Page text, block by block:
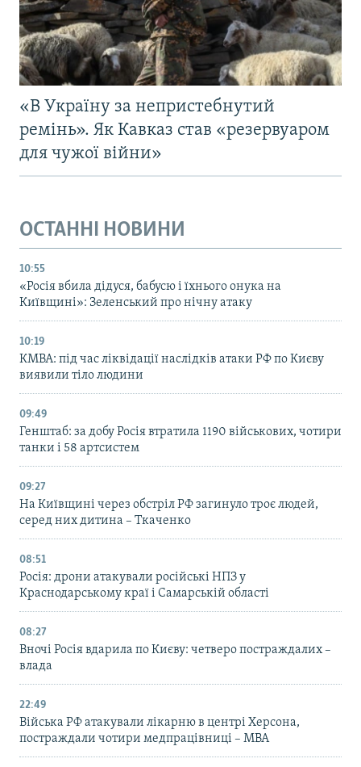
«В Україну за непристебнутий
ремінь». Як Кавказ став «резервуаром
для чужої війни»
ОСТАННІ НОВИНИ
10:55
«Росія вбила дідуся, бабусю і їхнього онука на
Київщині»: Зеленський про нічну атаку
10:19
КМВА: під час ліквідації наслідків атаки РФ по Києву
виявили тіло людини
09:49
Генштаб: за добу Росія втратила 1190 військових, чотири
танки і 58 артсистем
09:27
На Київщині через обстріл РФ загинуло троє людей,
серед них дитина – Ткаченко
08:51
Росія: дрони атакували російські НПЗ у
Краснодарському краї і Самарській області
08:27
Вночі Росія вдарила по Києву: четверо постраждалих –
влада
22:49
Війська РФ атакували лікарню в центрі Херсона,
постраждали чотири медпрацівниці – МВА